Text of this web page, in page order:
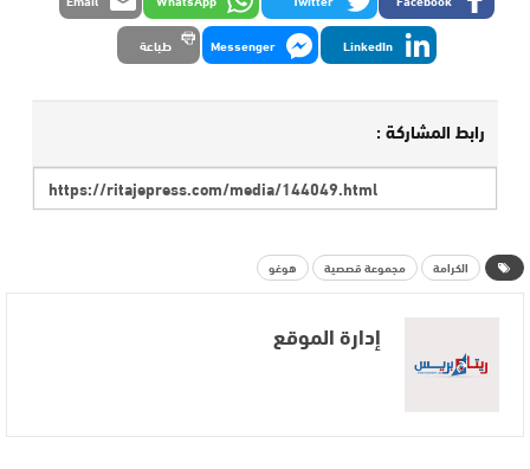
LinkedIn
Messenger طباعة
رابط المشاركة :
الكرامة مجموعة قصصية هوغو
إدارة الموقع